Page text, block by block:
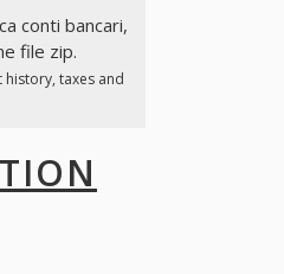
conti bancari,
file zip.
taxes and